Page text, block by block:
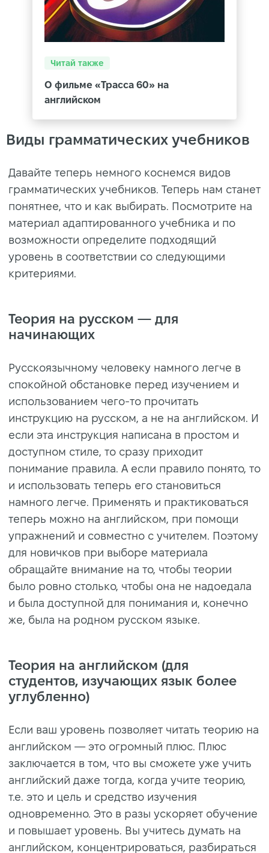
Читай также
О фильме «Трасса 60» на
английском
Виды грамматических учебников
Давайте теперь немного коснемся видов
грамматических учебников. Теперь нам станет
понятнее, что и как выбирать. Посмотрите на
материал адаптированного учебника и по
возможности определите подходящий
уровень в соответствии со следующими
критериями.
Теория на русском — для
начинающих
Русскоязычному человеку намного легче в
спокойной обстановке перед изучением и
использованием чего-то прочитать
инструкцию на русском, а не на английском. И
если эта инструкция написана в простом и
доступном стиле, то сразу приходит
понимание правила. А если правило понято, то
и использовать теперь его становиться
намного легче. Применять и практиковаться
теперь можно на английском, при помощи
упражнений и совместно с учителем. Поэтому
для новичков при выборе материала
обращайте внимание на то, чтобы теории
было ровно столько, чтобы она не надоедала
и была доступной для понимания и, конечно
же, была на родном русском языке.
Теория на английском (для
студентов, изучающих язык более
углубленно)
Если ваш уровень позволяет читать теорию на
английском — это огромный плюс. Плюс
заключается в том, что вы сможете уже учить
английский даже тогда, когда учите теорию,
т.е. это и цель и средство изучения
одновременно. Это в разы ускоряет обучение
и повышает уровень. Вы учитесь думать на
английском, концентрироваться, разбираться